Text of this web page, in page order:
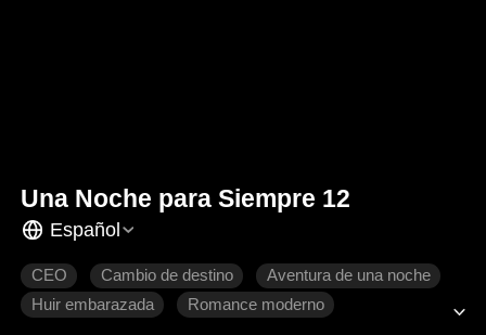
Una Noche para Siempre 12
Español
CEO Cambio de destino
Aventura de una noche
Huir embarazada
Romance moderno